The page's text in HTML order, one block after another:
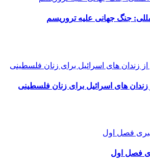
جنگ جهانی علیه تروریسم
های اسرائیل برای زنان فلسطینی
فصل اول